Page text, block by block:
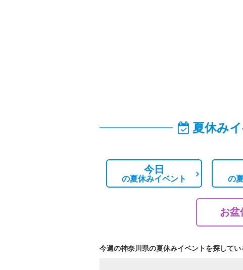
夏休み
今日
の夏休みイベント の
お盆
今週の神奈川県の夏休みイベントを探してい